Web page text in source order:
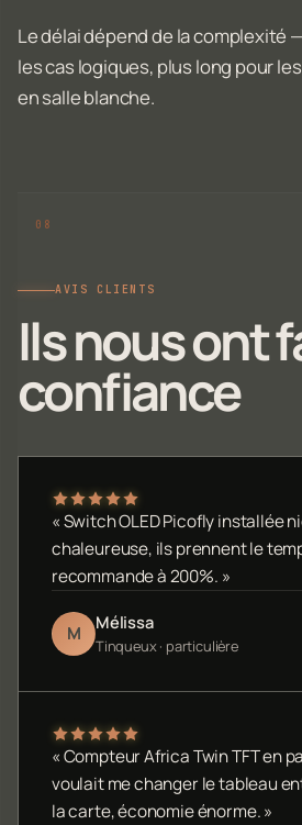
Le délai dépend de la complexité
les cas logiques, plus long pour
en salle blanche.
AVIS CLIENTS
Ils nous ont
confiance
« Switch OLED Picofly installée
chaleureuse, ils prennent le
recommande à 200%. »
M Mélissa
Tinqueux · particulière
« Compteur Africa Twin TFT en
voulait me changer le tableau
la carte, économie énorme. »